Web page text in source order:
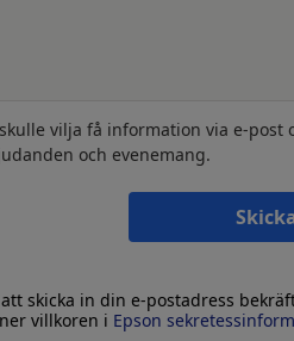
vilja få information via e-post
och evenemang.
skicka in din e-postadress
villkoren i Epson